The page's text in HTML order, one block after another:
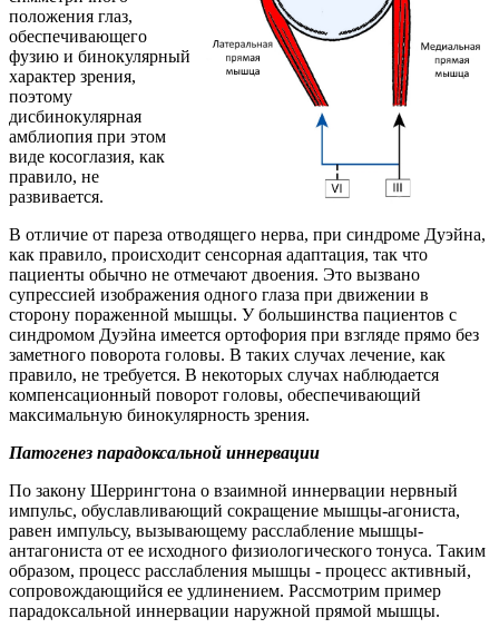
положения глаз,
обеспечивающего
фузию и бинокулярный
характер зрения,
поэтому
дисбинокулярная
амблиопия при этом
виде косоглазия, как
правило, не
развивается.
В отличие от пареза отводящего нерва, при синдроме Дуэйна,
как правило, происходит сенсорная адаптация, так что
пациенты обычно не отмечают двоения. Это вызвано
супрессией изображения одного глаза при движении в
сторону пораженной мышцы. У большинства пациентов с
синдромом Дуэйна имеется ортофория при взгляде прямо без
заметного поворота головы. В таких случах лечение, как
правило, не требуется. В некоторых случах наблюдается
компенсационный поворот головы, обеспечивающий
максимальную бинокулярность зрения.
Патогенез парадоксальной иннервации
По закону Шеррингтона о взаимной иннервации нервный
импульс, обуславливающий сокращение мышцы-агониста,
равен импульсу, вызывающему расслабление мышцы-
антагониста от ее исходного физиологического тонуса. Таким
образом, процесс расслабления мышцы - процесс активный,
сопровождающийся ее удлинением. Рассмотрим пример
парадоксальной иннервации наружной прямой мышцы.